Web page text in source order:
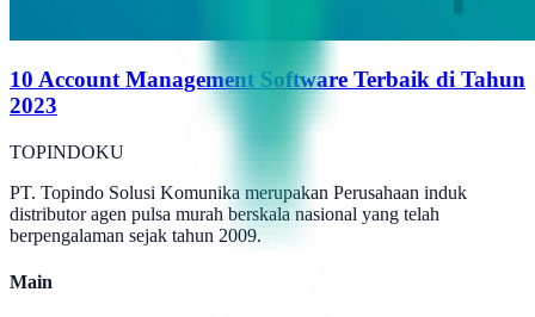
10 Account Management Software Terbaik di Tahun
2023
TOPINDOKU
PT. Topindo Solusi Komunika merupakan Perusahaan induk
distributor agen pulsa murah berskala nasional yang telah
berpengalaman sejak tahun 2009.
Main